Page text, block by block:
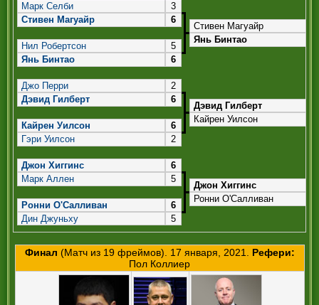
РЕФЕРИ
Марк Селби
3
Стивен Магуайр
6
Стивен Магуайр
Янь Бинтао
Нил Робертсон
5
Янь Бинтао
6
Джо Перри
2
Дэвид Гилберт
6
Дэвид Гилберт
Кайрен Уилсон
Кайрен Уилсон
6
Гэри Уилсон
2
Джон Хиггинс
6
Марк Аллен
5
Джон Хиггинс
Ронни О'Салливан
Ронни О'Салливан
6
Дин Джуньху
5
Финал (Матч из 19 фреймов). 17 января, 2021. Рефери:
Пол Коллиер